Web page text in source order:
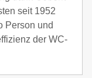
seit 1952
Person und
der WC-